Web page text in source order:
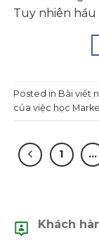
Tuy nhiên
Posted in Bài viết
của việc học
1 …
Khách